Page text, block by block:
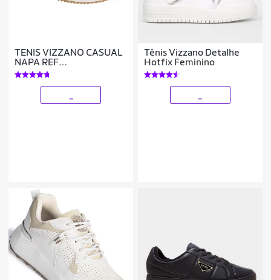
TENIS VIZZANO CASUAL
NAPA REF
1450.102.29616
FEMININO
Tênis Vizzano Detalhe
Hotfix Feminino